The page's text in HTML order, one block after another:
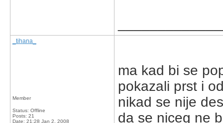
_tihana_
Member
Status: Offline
Posts: 21
Date: 21:28 Jan 2, 2008
ma kad bi se
pokazali prst i
nikad se nije
da se niceg ne